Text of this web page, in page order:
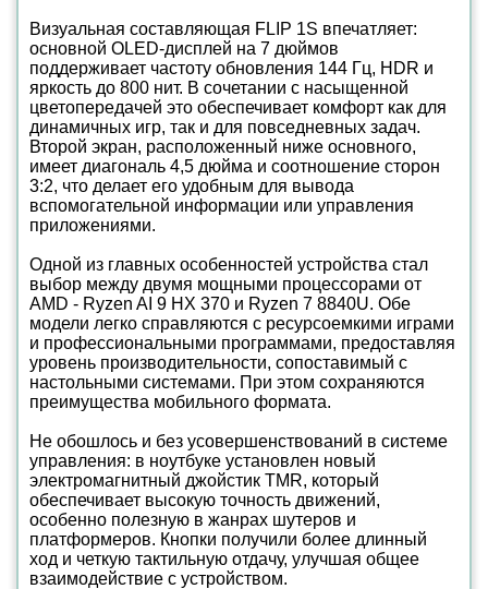
Визуальная составляющая FLIP 1S впечатляет:
основной OLED-дисплей на 7 дюймов
поддерживает частоту обновления 144 Гц, HDR и
яркость до 800 нит. В сочетании с насыщенной
цветопередачей это обеспечивает комфорт как для
динамичных игр, так и для повседневных задач.
Второй экран, расположенный ниже основного,
имеет диагональ 4,5 дюйма и соотношение сторон
3:2, что делает его удобным для вывода
вспомогательной информации или управления
приложениями.
Одной из главных особенностей устройства стал
выбор между двумя мощными процессорами от
AMD - Ryzen AI 9 HX 370 и Ryzen 7 8840U. Обе
модели легко справляются с ресурсоемкими играми
и профессиональными программами, предоставляя
уровень производительности, сопоставимый с
настольными системами. При этом сохраняются
преимущества мобильного формата.
Не обошлось и без усовершенствований в системе
управления: в ноутбуке установлен новый
электромагнитный джойстик TMR, который
обеспечивает высокую точность движений,
особенно полезную в жанрах шутеров и
платформеров. Кнопки получили более длинный
ход и четкую тактильную отдачу, улучшая общее
взаимодействие с устройством.